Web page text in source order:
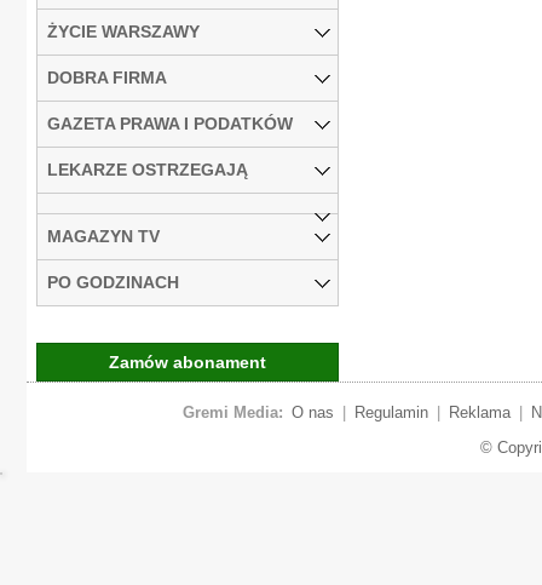
ŻYCIE WARSZAWY
DOBRA FIRMA
GAZETA PRAWA I PODATKÓW
LEKARZE OSTRZEGAJĄ
MAGAZYN TV
PO GODZINACH
Zamów abonament
Gremi Media: O nas Regulamin Reklama
©